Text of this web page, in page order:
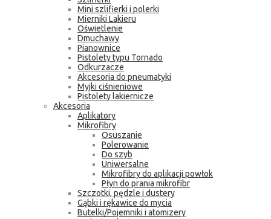
Mini szlifierki i polerki
Mierniki Lakieru
Oświetlenie
Dmuchawy
Pianownice
Pistolety typu Tornado
Odkurzacze
Akcesoria do pneumatyki
Myjki ciśnieniowe
Pistolety lakiernicze
Akcesoria
Aplikatory
Mikrofibry
Osuszanie
Polerowanie
Do szyb
Uniwersalne
Mikrofibry do aplikacji powłok
Płyn do prania mikrofibr
Szczotki, pędzle i dustery
Gąbki i rękawice do mycia
Butelki/Pojemniki i atomizery